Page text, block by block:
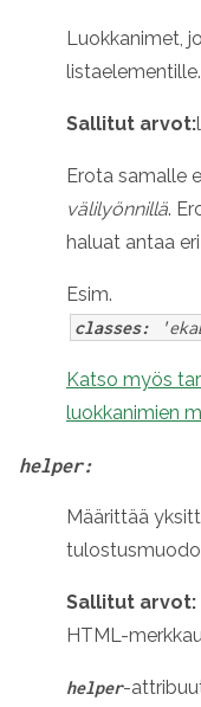
Luokkanimet,
listaelementille.
Sallitut arvot:
Erota samalle
välilyönnillä.
haluat antaa
Esim.
classes:
Katso myös
luokkanimien
helper:
Määrittää
Sallitut arvot:
HTML-
helper-